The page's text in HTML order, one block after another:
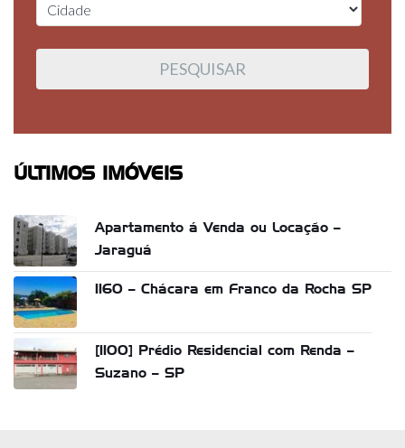
ÚLTIMOS IMÓVEIS
Apartamento á Venda ou Locação –
Jaraguá
1160 – Chácara em Franco da Rocha SP
[1100] Prédio Residencial com Renda –
Suzano – SP